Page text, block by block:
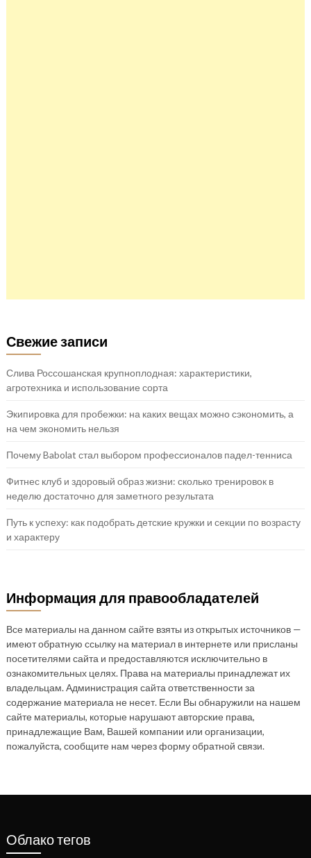
Свежие записи
Слива Россошанская крупноплодная: характеристики,
агротехника и использование сорта
Экипировка для пробежки: на каких вещах можно сэкономить, а
на чем экономить нельзя
Почему Babolat стал выбором профессионалов падел-тенниса
Фитнес клуб и здоровый образ жизни: сколько тренировок в
неделю достаточно для заметного результата
Путь к успеху: как подобрать детские кружки и секции по возрасту
и характеру
Информация для правообладателей
Все материалы на данном сайте взяты из открытых источников —
имеют обратную ссылку на материал в интернете или присланы
посетителями сайта и предоставляются исключительно в
ознакомительных целях. Права на материалы принадлежат их
владельцам. Администрация сайта ответственности за
содержание материала не несет. Если Вы обнаружили на нашем
сайте материалы, которые нарушают авторские права,
принадлежащие Вам, Вашей компании или организации,
пожалуйста, сообщите нам через форму обратной связи.
Облако тегов